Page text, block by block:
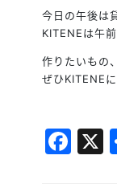
今日の午後は
KITENEは午
作りたいもの
ぜひKITENE